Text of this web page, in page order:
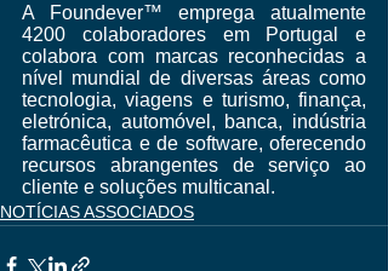
A Foundever™ emprega atualmente
4200 colaboradores em Portugal e
colabora com marcas reconhecidas a
nível mundial de diversas áreas como
tecnologia, viagens e turismo, finança,
eletrónica, automóvel, banca, indústria
farmacêutica e de software, oferecendo
recursos abrangentes de serviço ao
cliente e soluções multicanal.
NOTÍCIAS ASSOCIADOS